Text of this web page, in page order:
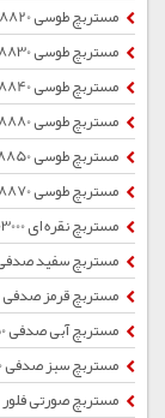
مستربچ طوسی 18820
مستربچ طوسی 18830
مستربچ طوسی 18840
مستربچ طوسی 18880
مستربچ طوسی 18850
مستربچ طوسی 18870
مستربچ نقره ای 103000
مستربچ سفید صدفی
مستربچ قرمز صدفی 201440
مستربچ آبی صدفی 201550
مستربچ سبز صدفی 201660
مستربچ صورتی فلور 302450